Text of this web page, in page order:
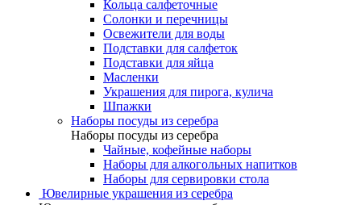
Кольца салфеточные
Солонки и перечницы
Освежители для воды
Подставки для салфеток
Подставки для яйца
Масленки
Украшения для пирога, кулича
Шпажки
Наборы посуды из серебра
Наборы посуды из серебра
Чайные, кофейные наборы
Наборы для алкогольных напитков
Наборы для сервировки стола
Ювелирные украшения из серебра